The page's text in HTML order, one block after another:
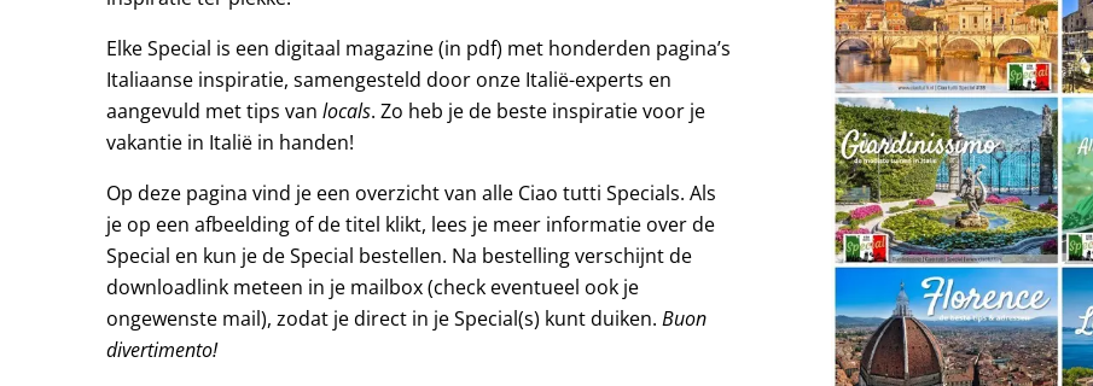
Elke Special is een digitaal magazine (in pdf) met honderden pagina’s
Italiaanse inspiratie, samengesteld door onze Italië-experts en
aangevuld met tips van locals. Zo heb je de beste inspiratie voor je
vakantie in Italië in handen!
Op deze pagina vind je een overzicht van alle Ciao tutti Specials. Als
je op een afbeelding of de titel klikt, lees je meer informatie over de
Special en kun je de Special bestellen. Na bestelling verschijnt de
downloadlink meteen in je mailbox (check eventueel ook je
ongewenste mail), zodat je direct in je Special(s) kunt duiken. Buon
divertimento!